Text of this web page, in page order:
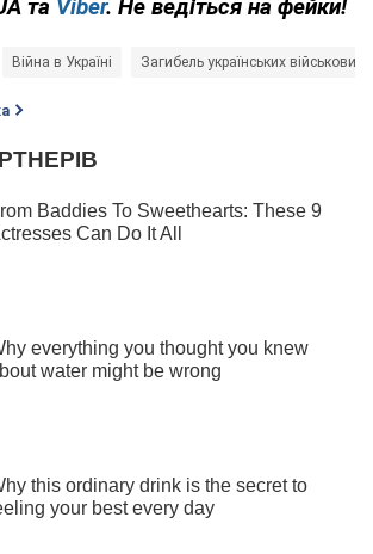
та Viber. Не ведіться на фейки!
Війна в Україні Загибель українських військових